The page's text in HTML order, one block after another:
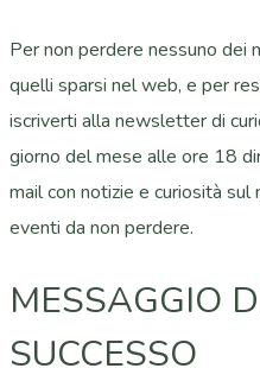
Per non perdere nessuno dei
quelli sparsi nel web, e per
iscriverti alla newsletter di
giorno del mese alle ore 18
mail con notizie e curiosità
eventi da non perdere.
MESSAGGIO
SUCCESSO